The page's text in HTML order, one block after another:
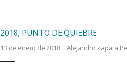
2018, PUNTO DE QUIEBRE
13 de enero de 2018 Alejandro Zapata